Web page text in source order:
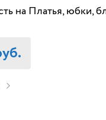
на Платья, юбки,